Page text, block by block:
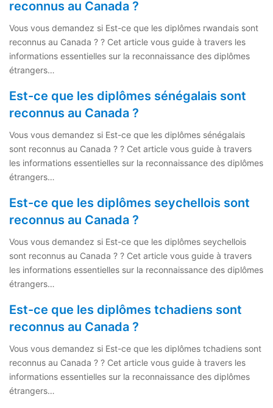
reconnus au Canada ?
Vous vous demandez si Est-ce que les diplômes rwandais sont
reconnus au Canada ? ? Cet article vous guide à travers les
informations essentielles sur la reconnaissance des diplômes
étrangers…
Est-ce que les diplômes sénégalais sont
reconnus au Canada ?
Vous vous demandez si Est-ce que les diplômes sénégalais
sont reconnus au Canada ? ? Cet article vous guide à travers
les informations essentielles sur la reconnaissance des diplômes
étrangers…
Est-ce que les diplômes seychellois sont
reconnus au Canada ?
Vous vous demandez si Est-ce que les diplômes seychellois
sont reconnus au Canada ? ? Cet article vous guide à travers
les informations essentielles sur la reconnaissance des diplômes
étrangers…
Est-ce que les diplômes tchadiens sont
reconnus au Canada ?
Vous vous demandez si Est-ce que les diplômes tchadiens sont
reconnus au Canada ? ? Cet article vous guide à travers les
informations essentielles sur la reconnaissance des diplômes
étrangers…